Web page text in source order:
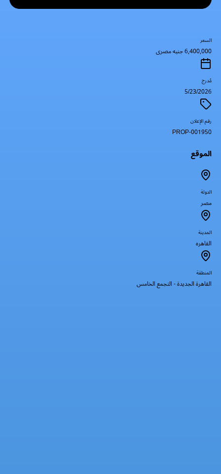
السعر
6,400,000 جنيه مصرى
مُدرج
5/23/2026
رقم الإعلان
PROP-001950
الموقع
الدولة
مصر
المدينة
القاهره
المنطقة
القاهرة الجديدة - التجمع الخامس